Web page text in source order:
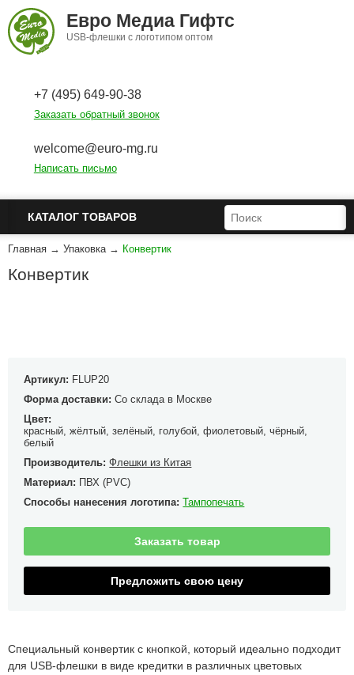
Перейти к основному содержанию
Евро Медиа Гифтс
USB-флешки с логотипом оптом
+7 (495) 649-90-38
Заказать обратный звонок
welcome@euro-mg.ru
Написать письмо
КАТАЛОГ ТОВАРОВ ФОРМА ПОИСКА
ПОИСК
Главная → Упаковка → Конвертик
Конвертик
Артикул: FLUP20
Форма доставки:Со склада в Москве
Цвет:
красный, жёлтый, зелёный, голубой, фиолетовый, чёрный,
белый
Производитель:Флешки из Китая
Материал: ПВХ (PVC)
Способы нанесения логотипа:Тампопечать
Заказать товар
Предложить свою цену
Специальный конвертик с кнопкой, который идеально подходит
для USB-флешки в виде кредитки в различных цветовых